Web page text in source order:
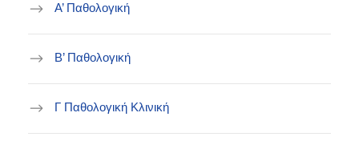
Α’ Παθολογική
Β’ Παθολογική
Γ Παθολογική Κλινική